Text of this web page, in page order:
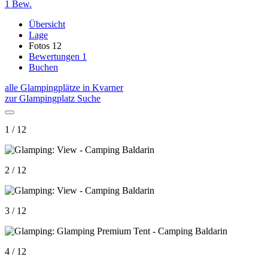
1 Bew.
Übersicht
Lage
Fotos 12
Bewertungen 1
Buchen
alle Glampingplätze in Kvarner
zur Glampingplatz Suche
1 / 12
2 / 12
3 / 12
4 / 12